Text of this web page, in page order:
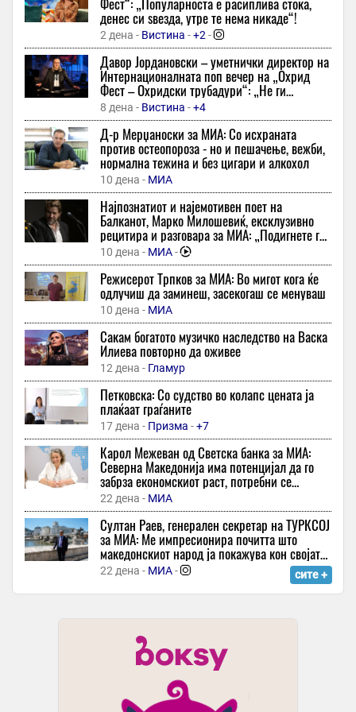
„наша должност е да ги паметиме оние кои ги положија
животите за татковината“ - порача мицкоски за 25-
годишнината од карпалак
17 минути -Вечер
Речиси 2.000 километри без полнење и дополнување гориво:
Овој SUV постави светски рекорд
Точка
ОГРОМНА ТАГА: Пријателите се простуваат од младиот
Александар
31 минута - Директно-
Рики Мартин го прослави 18-тиот роденден на близнаците:
„Ме прашуваат зошто имаат двајца татковци, им велам
бидејќи сме модерно семејство“
31 минута -Курир
Мо Салах си „лапна“ парцела во Трабзон
31 минута -Екипа
Заборавете на лековите: Подобрете го варењето со помош на
танцот, а еве како
31 минута -Попара
Француската амбасада во центарот на скандалот: Едно
предизвика лавина од реакции
32 минути - Во Центар
25 години од погибијата на десет армиски резервисти кај
Карпалак чиј конвој беше нападнат од заседа
32 минути -24 Вести -
Горан Иванишевиќ ја откри најголемата заблуда за Новак
Ѓоковиќ: „Неколку пати сум бил навреден“
32 минути -Пулс 24 +1
Анѓелка Прпиќ „пука“ од гордост – денеска е важен ден за
нејзиниот син
Еспресо -
Владиниот авион го донесе повредениот турист од Турција,
лекувањето продолжува на ТОАРИЛУЦ
Брод погоден од непознат проектил покрај брегот на Оман,
денес си ѕвезда, утре те нема никаде“!
2 дена - Вистина -+2-
Давор Јордановски – уметнички директор на
Интернационалната поп вечер на „Охрид
Фест – Охридски трубадури“: „Не ги
копираме светските трендови – сакаме ние
да бидеме инспирација“
8 дена - Вистина -+4
Д-р Мерџаноски за МИА: Со исхраната
против остеопороза - но и пешачење, вежби,
нормална тежина и без цигари и алкохол
10 дена - МИА
Најпознатиот и најемотивен поет на
Балканот, Марко Милошевиќ, ексклузивно
рецитира и разговара за МИА: „Подигнете го
ракавот - ако сте се наежиле од стиховите,
добро е!“
10 дена - МИА-
Режисерот Трпков за МИА: Во мигот кога ќе
одлучиш да заминеш, засекогаш се менуваш
10 дена - МИА
Сакам богатото музичко наследство на Васка
Илиева повторно да оживее
12 дена - Гламур
Петковска: Со судство во колапс цената ја
плаќаат граѓаните
17 дена - Призма -+7
Карол Межеван од Светска банка за МИА:
Северна Македонија има потенцијал да го
забрза економскиот раст, потребни се
структурни реформи
22 дена - МИА
Султан Раев, генерален секретар на ТУРКСОЈ
за МИА: Ме импресионира почитта што
македонскиот народ ја покажува кон својата
историја
22 дена - МИА- сите +